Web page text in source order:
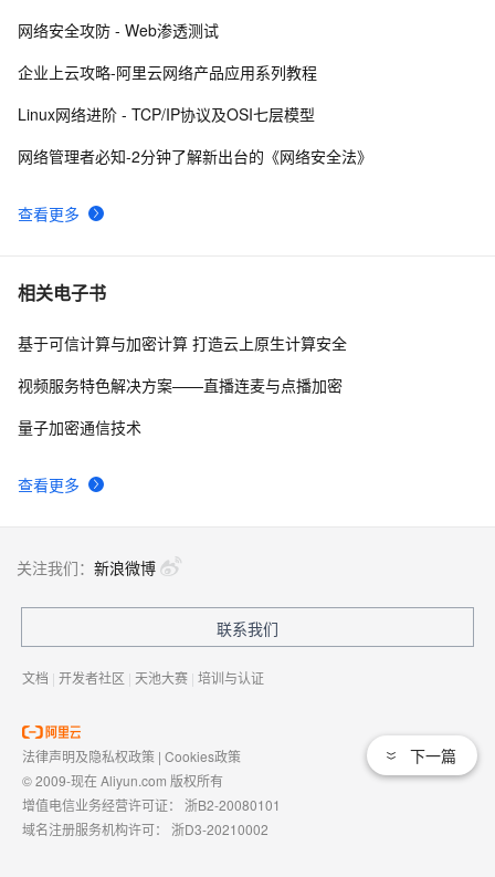
要性
10网络安全之认识托管威胁检测与响应（MDR）
查看更多
网络安全攻防 - Web渗透测试
企业上云攻略-阿里云网络产品应用系列教程
Linux网络进阶 - TCP/IP协议及OSI七层模型
网络管理者必知-2分钟了解新出台的《网络安全法》
相关电子书
查看更多
基于可信计算与加密计算 打造云上原生计算安全
视频服务特色解决方案——直播连麦与点播加密
量子加密通信技术
下一篇
关注我们： 新浪微博
联系我们
文档 | 开发者社区 | 天池大赛 | 培训与认证
法律声明及隐私权政策 | Cookies政策
© 2009-现在 Aliyun.com 版权所有
增值电信业务经营许可证： 浙B2-20080101
域名注册服务机构许可： 浙D3-20210002